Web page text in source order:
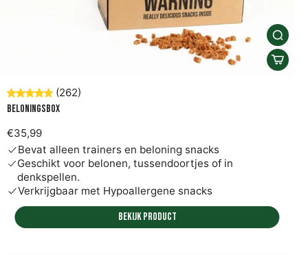
(262)
Beloningsbox
€35,99
Bevat alleen trainers en beloning snacks
Geschikt voor belonen, tussendoortjes of in
denkspellen.
Verkrijgbaar met Hypoallergene snacks
Bekijk product